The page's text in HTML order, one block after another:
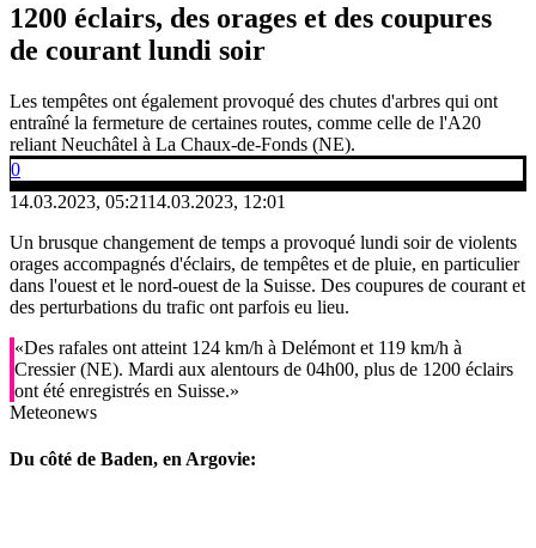
1200 éclairs, des orages et des coupures
de courant lundi soir
Les tempêtes ont également provoqué des chutes d'arbres qui ont
entraîné la fermeture de certaines routes, comme celle de l'A20
reliant Neuchâtel à La Chaux-de-Fonds (NE).
0
14.03.2023, 05:2114.03.2023, 12:01
Un brusque changement de temps a provoqué lundi soir de violents
orages accompagnés d'éclairs, de tempêtes et de pluie, en particulier
dans l'ouest et le nord-ouest de la Suisse. Des coupures de courant et
des perturbations du trafic ont parfois eu lieu.
«Des rafales ont atteint 124 km/h à Delémont et 119 km/h à
Cressier (NE). Mardi aux alentours de 04h00, plus de 1200 éclairs
ont été enregistrés en Suisse.»
Meteonews
Du côté de Baden, en Argovie: